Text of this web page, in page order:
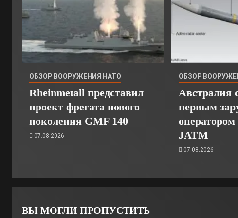
ОБЗОР ВООРУЖЕНИЯ НАТО
Rheinmetall представил
проект фрегата нового
поколения GMF 140
07.08.2026
ОБЗОР
Австралия
первым
JATM
07.08.2026
ВЫ МОГЛИ ПРОПУСТИТЬ